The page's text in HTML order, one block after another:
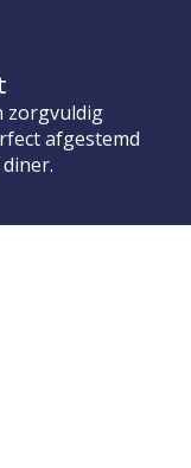
zorgvuldig
afgestemd